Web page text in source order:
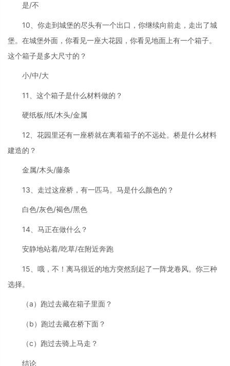
是/不
10、你走到城堡的尽头有一个出口，你继续向前走，走出了城
堡。在城堡外面，你看见一座大花园，你看见地面上有一个箱子。
这个箱子是多大尺寸的？
小/中/大
11、这个箱子是什么材料做的？
硬纸板/纸/木头/金属
12、花园里还有一座桥就在离着箱子的不远处。桥是什么材料
建造的？
金属/木头/藤条
13、走过这座桥，有一匹马。马是什么颜色的？
白色/灰色/褐色/黑色
14、马正在做什么？
安静地站着/吃草/在附近奔跑
15、哦，不！离马很近的地方突然刮起了一阵龙卷风。你三种
选择。
（a）跑过去藏在箱子里面？
（b）跑过去藏在桥下面？
（c）跑过去骑上马走？
结论